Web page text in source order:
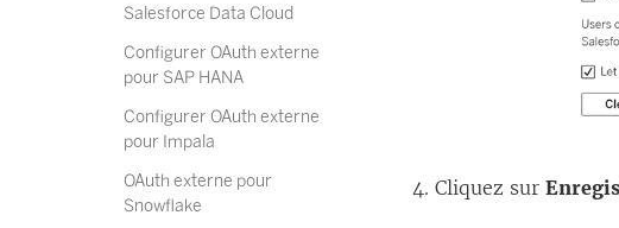
Salesforce Data Cloud
Configurer OAuth externe
pour SAP HANA
Configurer OAuth externe
pour Impala
OAuth externe pour
Snowflake
Cliquez sur